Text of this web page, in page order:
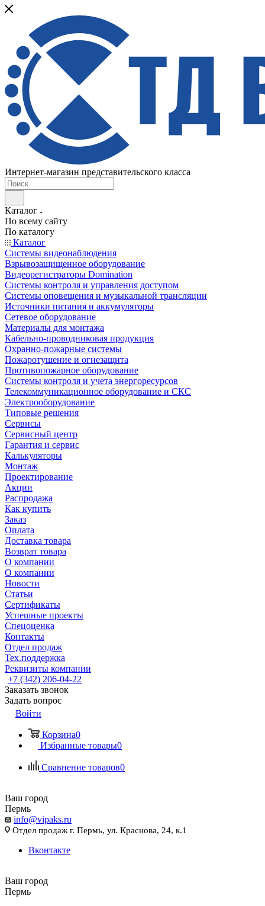
Интернет-магазин представительского класса
Каталог
По всему сайту
По каталогу
Каталог
Системы видеонаблюдения
Взрывозащищенное оборудование
Видеорегистраторы Domination
Системы контроля и управления доступом
Системы оповещения и музыкальной трансляции
Источники питания и аккумуляторы
Сетевое оборудование
Материалы для монтажа
Кабельно-проводниковая продукция
Охранно-пожарные системы
Пожаротушение и огнезащита
Противопожарное оборудование
Системы контроля и учета энергоресурсов
Телекоммуникационное оборудование и СКС
Электрооборудование
Типовые решения
Сервисы
Сервисный центр
Гарантия и сервис
Калькуляторы
Монтаж
Проектирование
Акции
Распродажа
Как купить
Заказ
Оплата
Доставка товара
Возврат товара
О компании
О компании
Новости
Статьи
Сертификаты
Успешные проекты
Спецоценка
Контакты
Отдел продаж
Тех.поддержка
Реквизиты компании
+7 (342) 206-04-22
Заказать звонок
Задать вопрос
Войти
Корзина0
Избранные товары0
Сравнение товаров0
Ваш город
Пермь
info@vipaks.ru
Отдел продаж г. Пермь, ул. Краснова, 24, к.1
Вконтакте
Ваш город
Пермь